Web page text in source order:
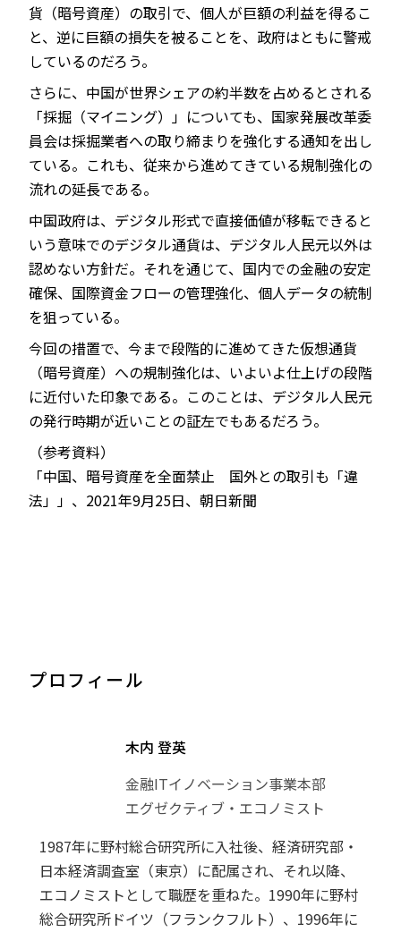
貨（暗号資産）の取引で、個人が巨額の利益を得るこ
と、逆に巨額の損失を被ることを、政府はともに警戒
しているのだろう。
さらに、中国が世界シェアの約半数を占めるとされる
「採掘（マイニング）」についても、国家発展改革委
員会は採掘業者への取り締まりを強化する通知を出し
ている。これも、従来から進めてきている規制強化の
流れの延長である。
中国政府は、デジタル形式で直接価値が移転できると
いう意味でのデジタル通貨は、デジタル人民元以外は
認めない方針だ。それを通じて、国内での金融の安定
確保、国際資金フローの管理強化、個人データの統制
を狙っている。
今回の措置で、今まで段階的に進めてきた仮想通貨
（暗号資産）への規制強化は、いよいよ仕上げの段階
に近付いた印象である。このことは、デジタル人民元
の発行時期が近いことの証左でもあるだろう。
（参考資料）
「中国、暗号資産を全面禁止 国外との取引も「違
法」」、2021年9月25日、朝日新聞
プロフィール
木内 登英
金融ITイノベーション事業本部
エグゼクティブ・エコノミスト
1987年に野村総合研究所に入社後、経済研究部・
日本経済調査室（東京）に配属され、それ以降、
エコノミストとして職歴を重ねた。1990年に野村
総合研究所ドイツ（フランクフルト）、1996年に